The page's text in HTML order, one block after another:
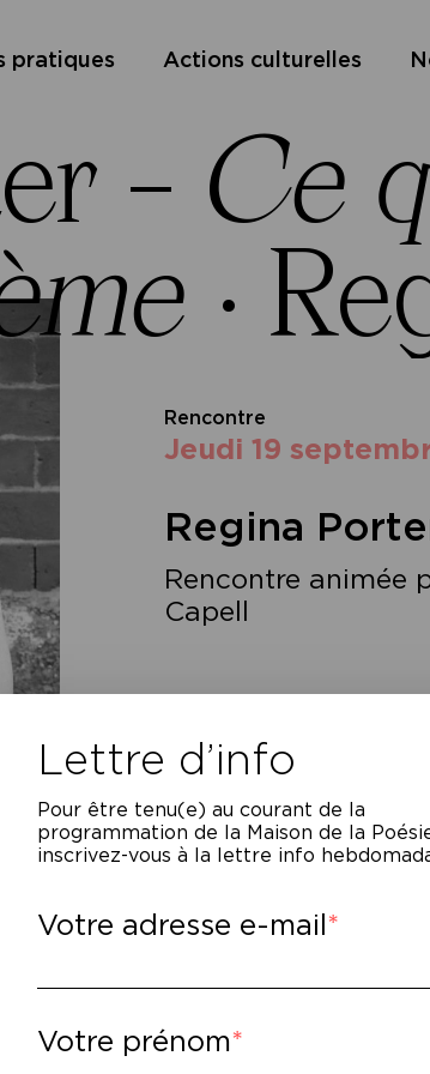
pratiques Actions culturelles
– Ce
·
Rencontre
jeudi 19
Regina
Rencontre animée
Capell
que la Seconde Guerre
irlandaise, fuit un
à New York où il deviendra un
femme noire à l’avenir
lorsque la police arrête
Lettre d’info
Pour être tenu(e) au courant de la
programmation de la Maison de la
inscrivez-vous à la lettre info
Votre adresse e-mail
Votre prénom